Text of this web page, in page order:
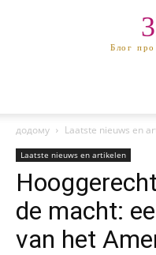
Блог
додому Laatste nieuws en
Laatste nieuws en artikelen
de macht:
van het